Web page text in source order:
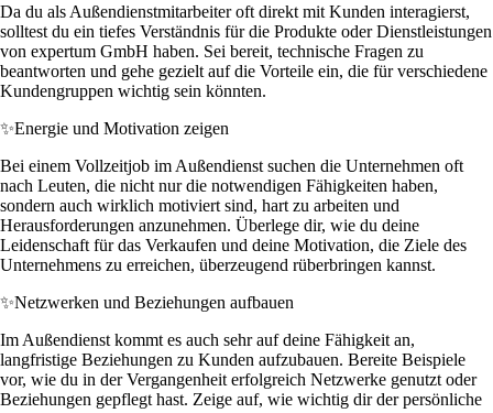
Da du als Außendienstmitarbeiter oft direkt mit Kunden interagierst,
solltest du ein tiefes Verständnis für die Produkte oder Dienstleistungen
von expertum GmbH haben. Sei bereit, technische Fragen zu
beantworten und gehe gezielt auf die Vorteile ein, die für verschiedene
Kundengruppen wichtig sein könnten.
✨Energie und Motivation zeigen
Bei einem Vollzeitjob im Außendienst suchen die Unternehmen oft
nach Leuten, die nicht nur die notwendigen Fähigkeiten haben,
sondern auch wirklich motiviert sind, hart zu arbeiten und
Herausforderungen anzunehmen. Überlege dir, wie du deine
Leidenschaft für das Verkaufen und deine Motivation, die Ziele des
Unternehmens zu erreichen, überzeugend rüberbringen kannst.
✨Netzwerken und Beziehungen aufbauen
Im Außendienst kommt es auch sehr auf deine Fähigkeit an,
langfristige Beziehungen zu Kunden aufzubauen. Bereite Beispiele
vor, wie du in der Vergangenheit erfolgreich Netzwerke genutzt oder
Beziehungen gepflegt hast. Zeige auf, wie wichtig dir der persönliche